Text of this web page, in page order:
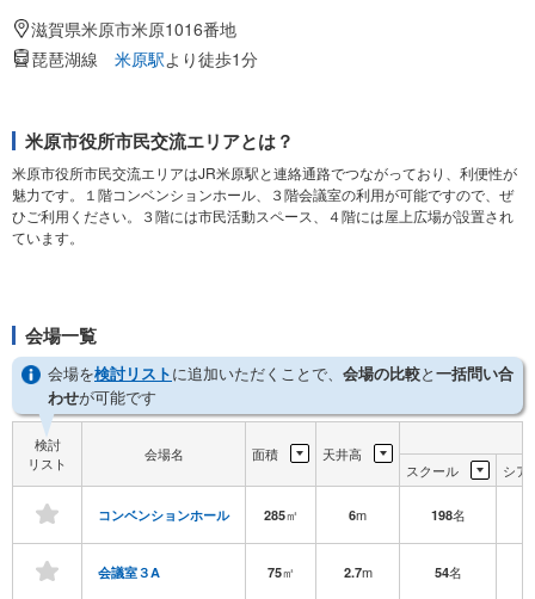
滋賀県米原市米原1016番地
琵琶湖線 米原駅より徒歩1分
米原市役所市民交流エリアとは？
米原市役所市民交流エリアはJR米原駅と連絡通路でつながっており、利便性が
魅力です。１階コンベンションホール、３階会議室の利用が可能ですので、ぜ
ひご利用ください。３階には市民活動スペース、４階には屋上広場が設置され
ています。
会場一覧
会場を検討リストに追加いただくことで、 会場の比較と一括問い合
わせが可能です
検討
リスト
会場名 面積 天井高
スクール
シア
コンベンションホール 285㎡ 6m 198名
会議室３A 75㎡ 2.7m 54名